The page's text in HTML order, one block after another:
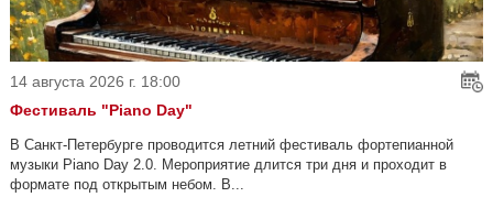
14 августа 2026 г. 18:00
Фестиваль "Piano Day"
В Санкт-Петербурге проводится летний фестиваль фортепианной
музыки Piano Day 2.0. Мероприятие длится три дня и проходит в
формате под открытым небом. В...